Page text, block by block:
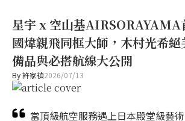
星宇 x 空山基AIRSORAYAMA
國煒親飛同框大師，木村光希
備品與必搭航線大公開
By許家禎2026/07/13
當頂級航空服務遇上日本殿堂級藝